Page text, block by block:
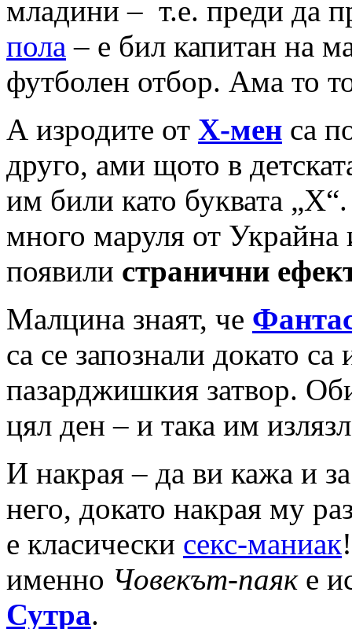
младини – т.е. преди да
пола – е бил капитан на
футболен отбор. Ама то
А изродите от Х-мен са
друго, ами щото в
им били като буквата
много маруля от Украйна
появили странични
Малцина знаят, че
са се запознали докато
пазарджишкия затвор.
цял ден – и така им
И накрая – да ви кажа и
него, докато накрая му
е класически секс-маниак
именно Човекът-паяке
Сутра.